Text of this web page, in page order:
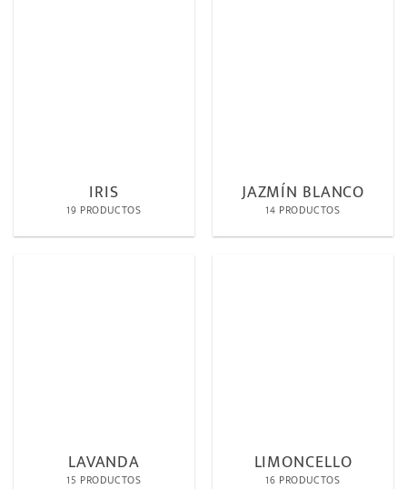
IRIS
19 PRODUCTOS
JAZMÍN BLANCO
14 PRODUCTOS
LAVANDA
15 PRODUCTOS
LIMONCELLO
16 PRODUCTOS